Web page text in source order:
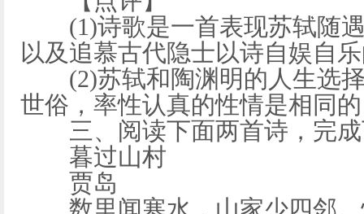
(1)诗歌是一首表现苏轼随遇
以及追慕古代隐士以诗自娱自
(2)苏轼和陶渊明的人生选择
世俗，率性认真的性情是相同
三、阅读下面两首诗，完成
暮过山村
贾岛